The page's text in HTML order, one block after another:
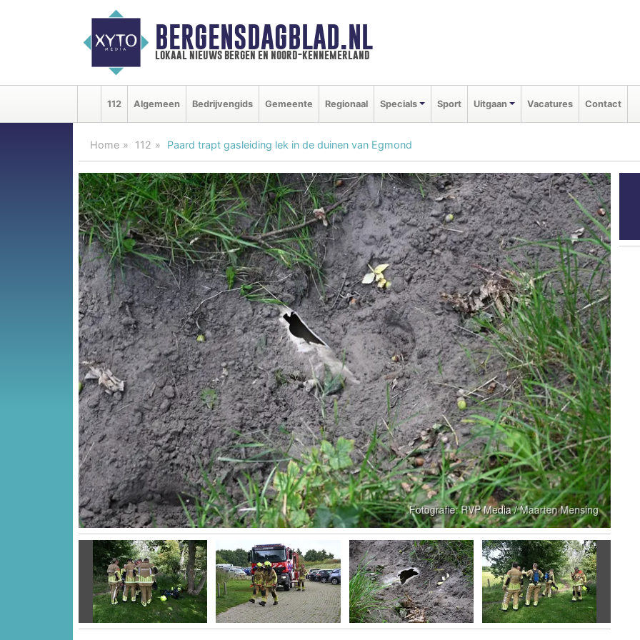
BERGENSDAGBLAD.NL
lokaal nieuws bergen en noord-kennemerland
112 Algemeen Bedrijvengids Gemeente Regionaal Specials Sport Uitgaan Vacatures Contact
Home 112 Paard trapt gasleiding lek in de duinen van Egmond
Vorige